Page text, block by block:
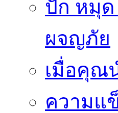
ปัก หมุด
ผจญภัย
เมื่อคุณ
ความแ